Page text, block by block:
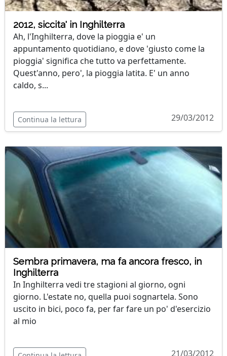
2012, siccita' in Inghilterra
Ah, l'Inghilterra, dove la pioggia e' un
appuntamento quotidiano, e dove 'giusto come la
pioggia' significa che tutto va perfettamente.
Quest'anno, pero', la pioggia latita. E' un anno
caldo, s...
Continua la lettura 29/03/2012
Sembra primavera, ma fa ancora fresco, in
Inghilterra
In Inghilterra vedi tre stagioni al giorno, ogni
giorno. L'estate no, quella puoi sognartela. Sono
uscito in bici, poco fa, per far fare un po' d'esercizio
al mio
21/03/2012